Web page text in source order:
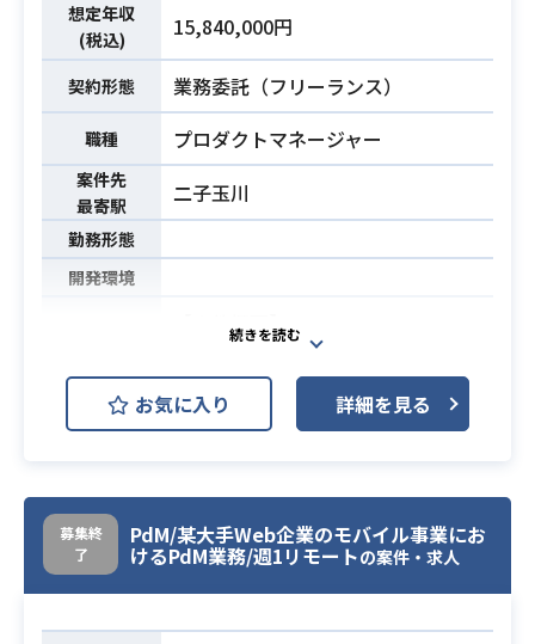
頼しているので管理業務を行ってい
ただく
・獲得したユーザーのアプリ起動促
進
・アプリの利用～リテンション向上
・アプリのユーザー獲得からリテン
できる方
・UX改善において企画提案ができる
想定年収
(税込)
15,840,000円
契約形態 業務委託（フリーランス）
職種 プロダクトマネージャー
案件先
最寄駅
二子玉川
勤務形態
開発環境
【案件概要】
某大手Web系企業のモバイル事業に
おいて、主に請求周りや課金周りの
案件をPdMとしてご対応いただきま
ので、英語でのコミュケーションは
必須となります。
一方で社内でのやりとりは日本語と
なりますので、日本語能力も必須と
お気に入り 詳細を見る
募集終
了
PdM/某大手Web企業のモバイル事業にお
けるPdM業務/週1リモートの案件・求人